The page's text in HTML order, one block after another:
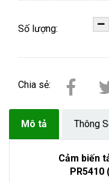
Số lượng:
Chia sẻ:
Mô tả Thông
Cảm biến